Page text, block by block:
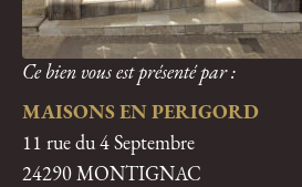
Ce bien vous est présenté par :
MAISONS EN PERIGORD
11 rue du 4 Septembre
24290 MONTIGNAC